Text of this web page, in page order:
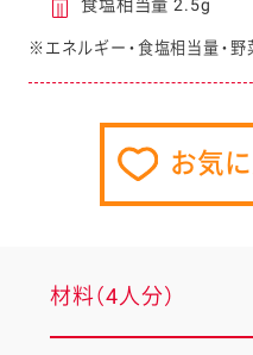
食塩相当量 2.5g
※エネルギー・食塩相当量・
お気
材料（4人分）